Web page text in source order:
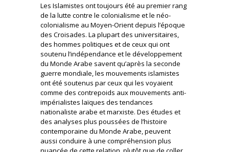
Les Islamistes ont toujours été au premier rang
de la lutte contre le colonialisme et le néo-
colonialisme au Moyen-Orient depuis l’époque
des Croisades. La plupart des universitaires,
des hommes politiques et de ceux qui ont
soutenu l’indépendance et le développement
du Monde Arabe savent qu’après la seconde
guerre mondiale, les mouvements islamistes
ont été soutenus par ceux qui les voyaient
comme des contrepoids aux mouvements anti-
impérialistes laïques des tendances
nationaliste arabe et marxiste. Des études et
des analyses plus poussées de l’histoire
contemporaine du Monde Arabe, peuvent
aussi conduire à une compréhension plus